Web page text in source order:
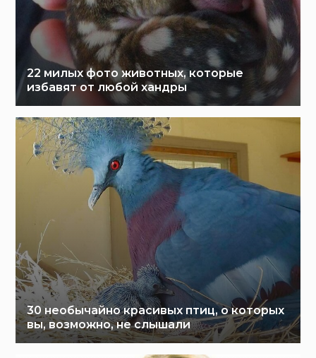
22 милых фото животных, которые
избавят от любой хандры
30 необычайно красивых птиц, о которых
вы, возможно, не слышали